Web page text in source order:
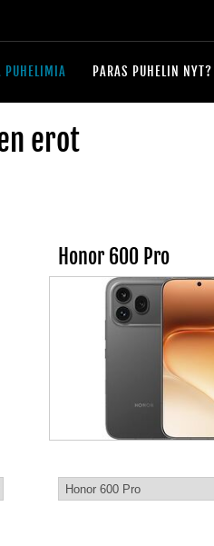
PUHELIMIA PARAS PUHELIN NYT?
erot
Honor 600 Pro